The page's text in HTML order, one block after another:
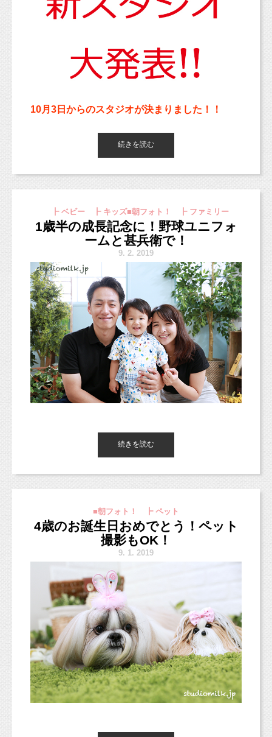
それぞれの1人撮影と姉妹での撮影。
妹ちゃんからだと緊張しちゃうだろうというこ
とで、
撮影ベテランのお姉ちゃんから！
撮影の順番もお打ち合わせの際にご相談させて
いただきながら、
決めていきたいと思います！
なにか撮影に関してご希望がありましたらお気
軽にご相談くださいね。
お姉ちゃんもちょっと緊張してたかな？
でもでも、お話ししつつ撮影していたら・・・
データコースでの撮影でしたので、３背景で撮っています！
（まだ首のすわっていない３ヶ月くらいまでのベビーちゃんの場
台紙コースがオススメですよ。）
ます！
「きもの譲ってくださいキャンペーン♪」
いーちまーんえーんぶーん です！
新スタジオなら、
実質17,500円で撮影できますよ！
（七五三撮影なら28,500円で撮影可能）
例えば・・・
【これから七五三祝いをされる方】
スタジオでの写真撮影や
神社へのお参りお出かけ用に
10月3日からのスタジオが決まりました！！
詳しい場所はご予約をいただいた方にのみお伝
えしていきます。
ただ、少しだけお伝えすると・・・
パン屋さんのソーセージや、豊島産婦人科の近
くになります。
今まで通り、ペット撮影も続けていきます。
駐車場もあるので、荷物が多くても安心です
よ。
一軒家ですが、使用するのは１階のリビングの
みです。
何通りかの撮影ができるように準備を進めたい
背景は、
ルー
・かわいいパステルカラーのペールピンク
・定番ダークヴィンテージウッド
・西海岸風の優しいペイントウッド
・ナチュラルな定番白レンガ
定番でどんな方にも合う、
スタジオミルクらしいかわいらしい雰囲気のも
のを選びました！
そして、ひとつチャレンジ！
イギリス製の輸入壁紙を使います！
雲の壁紙を選びました。
続きを読む
┣ ベビー ┣ キッズ■朝フォト！ ┣ ファミリー
1歳半の成長記念に！野球ユニフォ
ームと甚兵衛で！
9. 2. 2019
こんにちは、東京都杉並区のフォトスタジオ
「スタジオミルク」です。
今日から本格的に学校など始まっているのか
な？
パパママも少しひと段落、といったところでし
ょうか。
いつの間にかもう9月ですね、早い〜！スタジオ
移転ももうすぐです！！
新オリジナルプラン＊（10/3から適用）
https://www.studiomilk.jp/news_dtl/entry/854
ご予約受付中ですが、スタジオサンプルが
9月末〜10月頭に公開予定です。
また9月23日〜10月2日までは移転作業のた
めお休みとなりますので、
続きを読む
■朝フォト！ ┣ ペット
4歳のお誕生日おめでとう！ペット
撮影もOK！
9. 1. 2019